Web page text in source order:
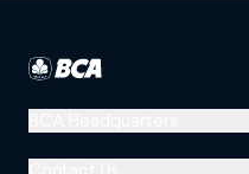
Menara BCA, Grand Indonesia